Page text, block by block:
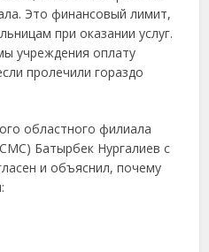
Это финансовый лимит,
при оказании услуг.
учреждения оплату
пролечили гораздо
областного филиала
Батырбек Нургалиев с
и объяснил, почему